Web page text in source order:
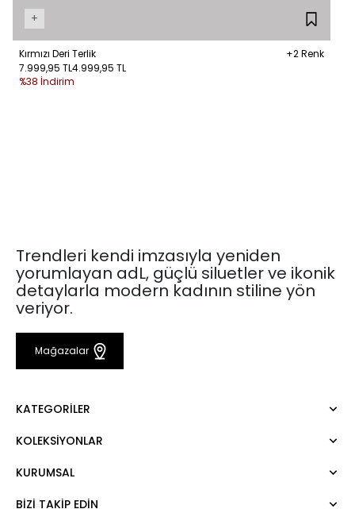
+
Kırmızı Deri Terlik
+2 Renk
7.999,95 TL4.999,95 TL
%38 İndirim
Trendleri kendi imzasıyla yeniden
yorumlayan adL, güçlü siluetler ve ikonik
detaylarla modern kadının stiline yön
veriyor.
Mağazalar
KATEGORILER
Elbise
Pantolon
KOLEKSIYONLAR
Mert Aslan
Night Zoom
KURUMSAL
BIZI TAKIP EDIN